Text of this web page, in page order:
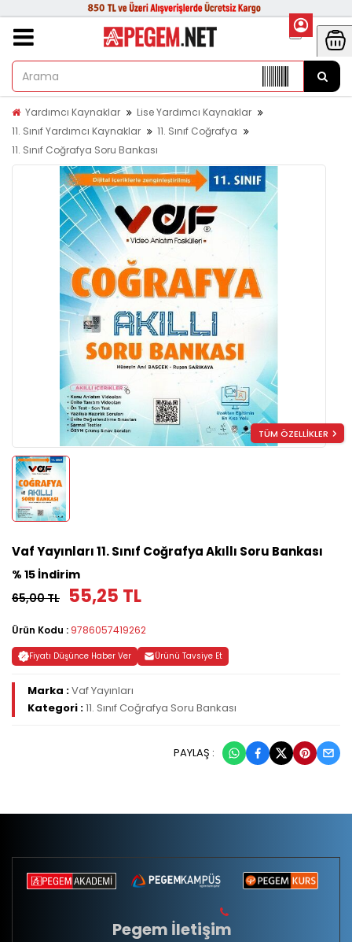
Yardımcı Kaynaklar
Lise Yardımcı Kaynaklar
11. Sınıf Yardımcı Kaynaklar
11. Sınıf Coğrafya
11. Sınıf Coğrafya Soru Bankası
TÜM ÖZELLİKLER
Vaf Yayınları 11. Sınıf Coğrafya Akıllı Soru Bankası
% 15 İndirim
65,00 TL
55,25 TL
Ürün Kodu : 9786057419262
Fiyatı Düşünce Haber Ver Ürünü Tavsiye Et
Marka :Vaf Yayınları
Kategori :11. Sınıf Coğrafya Soru Bankası
PAYLAŞ :
Pegem İletişim